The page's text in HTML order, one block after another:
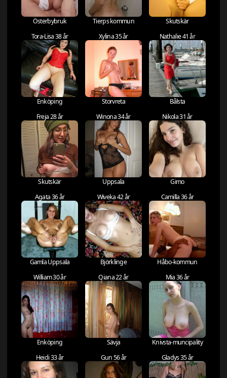
Österbybruk Tierps kommun
Skutskär
Tora-Lisa 38 år
Enköping
Xylina 35 år
Storvreta
Nathalie 41 år
Bålsta
Freja 28 år
Skutskär
Winona 34 år
Uppsala
Nikola 31 år
Gimo
Agata 36 år
Gamla Uppsala
Wiveka 42 år
Björklinge
Camilla 36 år
Håbo-kommun
William 30 år
Enköping
Qiana 22 år
Sävja
Mia 36 år
Knivsta-muncipality
Heidi 33 år
Gun 56 år Gladys 35 år